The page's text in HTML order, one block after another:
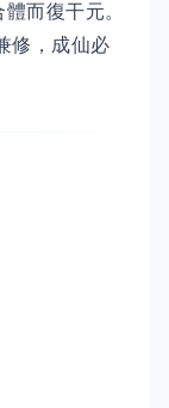
而復干元。
修，成仙必